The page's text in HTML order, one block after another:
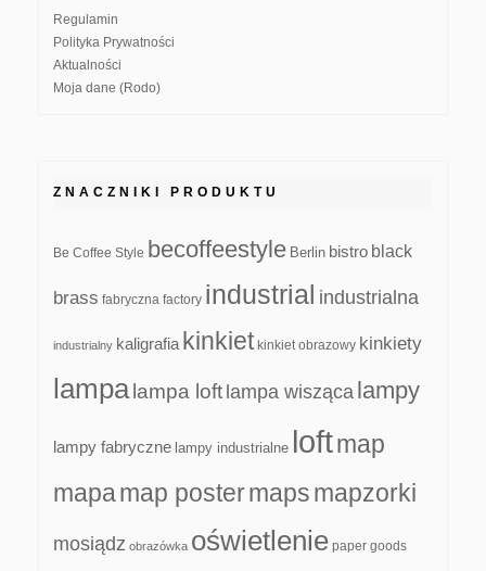
Regulamin
Polityka Prywatności
Aktualności
Moja dane (Rodo)
ZNACZNIKI PRODUKTU
Be Coffee Style becoffeestyle Berlin bistro black
brass fabryczna factory industrial industrialna
industrialny kaligrafia kinkiet kinkiet obrazowy kinkiety
lampa lampa loft lampa wisząca lampy
lampy fabryczne lampy industrialne loftmap
mapamap postermapsmapzorki
mosiądz obrazówka oświetlenie paper goods